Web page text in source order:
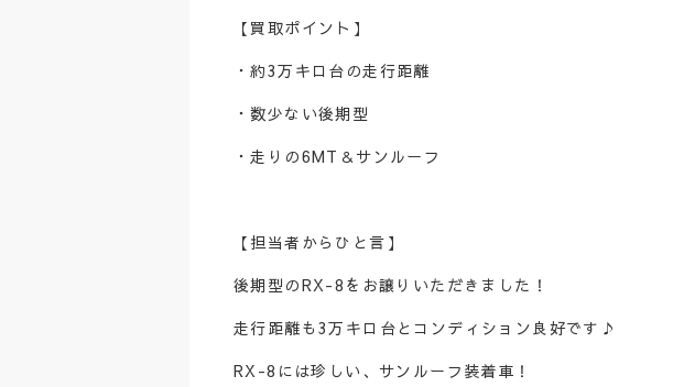
【買取ポイント】
・約3万キロ台の走行距離
・数少ない後期型
・走りの6MT＆サンルーフ
【担当者からひと言】
後期型のRX-8をお譲りいただきました！
走行距離も3万キロ台とコンディション良好です♪
RX-8には珍しい、サンルーフ装着車！